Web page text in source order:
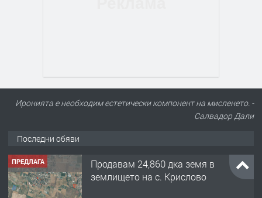
Иронията е необходим естетически компонент на мисленето. -
Салвадор Дали
Последни обяви
ПРЕДЛАГА
Продавам 24,860 дка земя в
землището на с. Крислово